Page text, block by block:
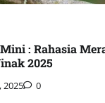
: Rahasia
2025
2025 0